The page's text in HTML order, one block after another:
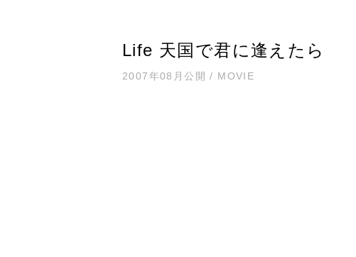
Life 天国で君に逢えたら
2007年08月公開 / MOVIE